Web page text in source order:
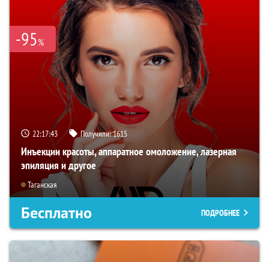
-95%
22:17:41 Получили:1615
Инъекции красоты, аппаратное омоложение, лазерная
эпиляция и другое
Таганская
Бесплатно ПОДРОБНЕЕ